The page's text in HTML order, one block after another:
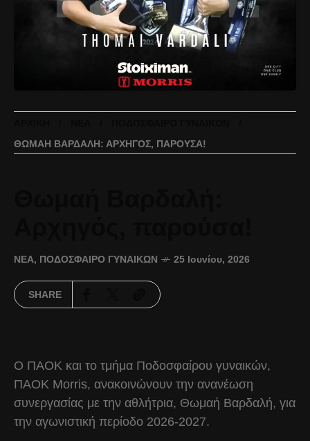
ΘΩΜΑΉ ΒΑΡΔΑΛΉ: ΑΡΧΗΓΌΣ, ΠΑΡΟΎΣΑ!
ΝΈΑ, ΠΟΔΌΣΦΑΙΡΟ ΓΥΝΑΙΚΏΝ 25 Ιουνίου, 2026
SHARE
Ο ΠΑΟΚ και το τμήμα Ποδοσφαίρου γυναικών,
ΠΑΟΚ Morris, ανακοινώνουν την ανανέωση
συνεργασίας με την αθλήτρια, Θωμαή Βαρδαλή, για
την αγωνιστική περίοδο 2026-2027.